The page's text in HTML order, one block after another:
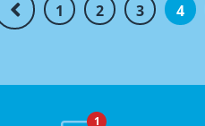
1 2 3 4